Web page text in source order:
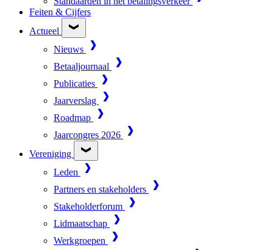
Feiten & Cijfers
Actueel
Nieuws
Betaaljournaal
Publicaties
Jaarverslag
Roadmap
Jaarcongres 2026
Vereniging
Leden
Partners en stakeholders
Stakeholderforum
Lidmaatschap
Werkgroepen